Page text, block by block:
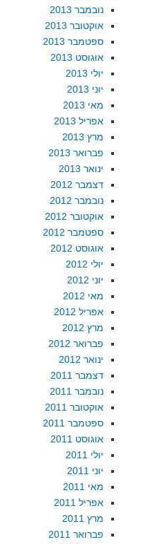
נובמבר 2013
אוקטובר 2013
ספטמבר 2013
אוגוסט 2013
יולי 2013
יוני 2013
מאי 2013
אפריל 2013
מרץ 2013
פברואר 2013
ינואר 2013
דצמבר 2012
נובמבר 2012
אוקטובר 2012
ספטמבר 2012
אוגוסט 2012
יולי 2012
יוני 2012
מאי 2012
אפריל 2012
מרץ 2012
פברואר 2012
ינואר 2012
דצמבר 2011
נובמבר 2011
אוקטובר 2011
ספטמבר 2011
אוגוסט 2011
יולי 2011
יוני 2011
מאי 2011
אפריל 2011
מרץ 2011
פברואר 2011